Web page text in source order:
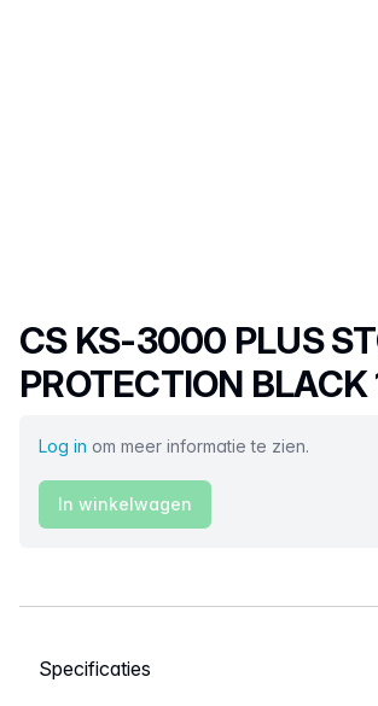
Productnaam
CS KS-3000 PLUS
PROTECTION BLACK
Log in om meer informatie te zien.
In winkelwagen
Selecteer een tabblad